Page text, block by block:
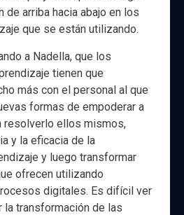
de arriba hacia abajo en los
que se están utilizando.
a Nadella, que los
tienen que
más con el personal al que
formas de empoderar a
resolverlo ellos mismos,
y la eficacia de la
y luego transformar
ofrecen utilizando
digitales. Es difícil ver
la transformación de las